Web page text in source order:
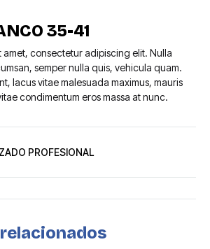
35-41
amet, consectetur adipiscing elit. Nulla
semper nulla quis, vehicula quam.
lacus vitae malesuada maximus, mauris
condimentum eros massa at nunc.
PROFESIONAL